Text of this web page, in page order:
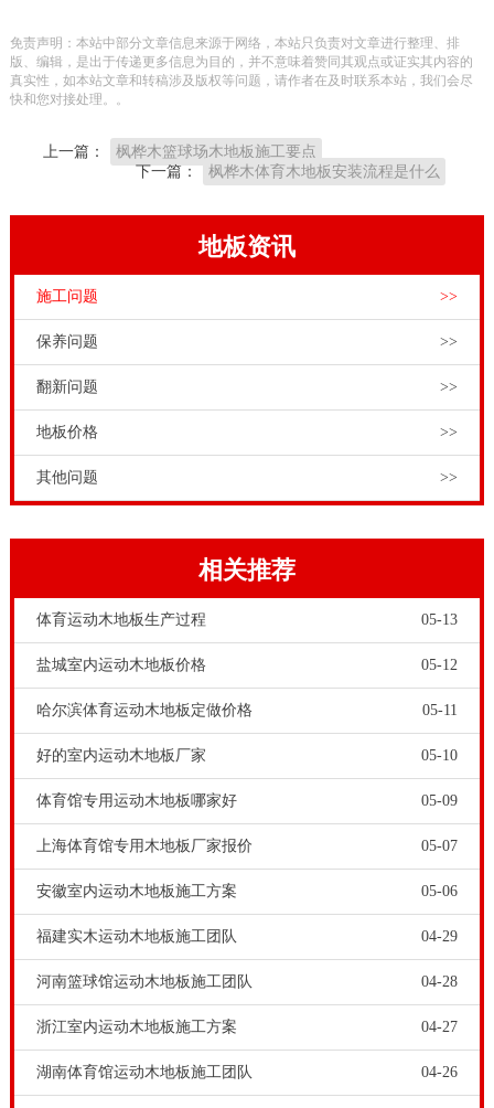
院、北京舞蹈学院、梅兰芳大剧院、上海戏剧学院等大
型专业艺术表演舞台，也为全国各地的中小学、大学、
使用抛光机停止抛光漆。综上所述，选择和木地板的结
当一个向下的力施加到所述表面的关键区别触摸偏转??
能薄。自然保护区生态地板可以对人体是有益的。而实
木体育馆木地板的含水率必须与当地的湿度保持一致。
地板的专业功能。室内球类运动比赛规则。要求停止体
育比赛或练习在空中，如篮球的起飞动作等小球运动和
球的反弹。请求皮球反弹在木地板上，并在混凝土中的
运动有可以在上面有比较良好的运动性，还要保障运动
员在失误的时候不会因为地面太硬而造成过重的伤害，
所以运动木地板是多方面专业性能的木地板，可以在保
障比赛顺利进行的同时也能保障运动员的运动安全。
师指出，当篮球木地板出现以下问题，可以打磨翻新来
维修：1、要看篮球木地板表面漆面有没有受到损坏，
多划痕，但划痕未引起木地板大面积开裂。3、篮球木
免责声明：本站中部分文章信息来源于网络，本站只负责对文章进行整理、排
版、编辑，是出于传递更多信息为目的，并不意味着赞同其观点或证实其内容的
真实性，如本站文章和转稿涉及版权等问题，请作者在及时联系本站，我们会尽
快和您对接处理。。
上一篇：
枫桦木篮球场木地板施工要点
下一篇：
枫桦木体育木地板安装流程是什么
地板资讯
施工问题 >>
保养问题 >>
翻新问题 >>
地板价格 >>
其他问题 >>
相关推荐
体育运动木地板生产过程 05-13
盐城室内运动木地板价格 05-12
哈尔滨体育运动木地板定做价格 05-11
好的室内运动木地板厂家 05-10
体育馆专用运动木地板哪家好 05-09
上海体育馆专用木地板厂家报价 05-07
安徽室内运动木地板施工方案 05-06
福建实木运动木地板施工团队 04-29
河南篮球馆运动木地板施工团队 04-28
浙江室内运动木地板施工方案 04-27
湖南体育馆运动木地板施工团队 04-26